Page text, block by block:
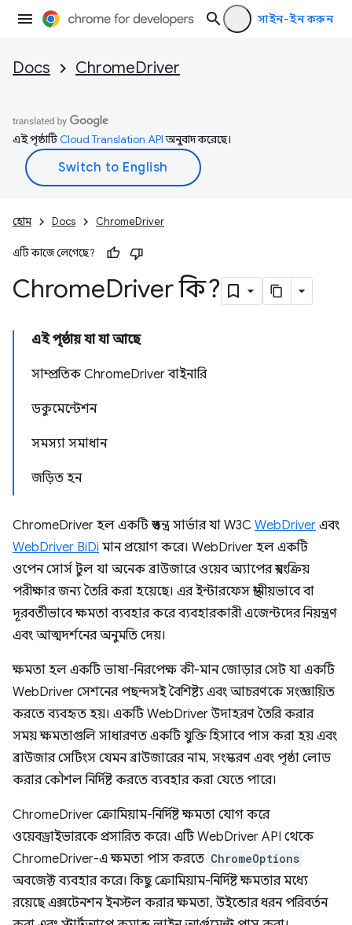
সাইন-ইন করুন
Docs ChromeDriver
এই পৃষ্ঠাটিCloud Translation APIঅনুবাদ করেছে।
হোম Docs ChromeDriver
এটি কাজে লেগেছে?
ChromeDriver কি?
এই পৃষ্ঠায় যা যা আছে
সাম্প্রতিক ChromeDriver বাইনারি
ডকুমেন্টেশন
সমস্যা সমাধান
জড়িত হন
ChromeDriver হল একটি স্বতন্ত্র সার্ভার যা W3C WebDriver এবং
WebDriver BiDi মান প্রয়োগ করে। WebDriver হল একটি
ওপেন সোর্স টুল যা অনেক ব্রাউজারে ওয়েব অ্যাপের স্বয়ংক্রিয়
পরীক্ষার জন্য তৈরি করা হয়েছে। এর ইন্টারফেস স্থানীয়ভাবে বা
দূরবর্তীভাবে ক্ষমতা ব্যবহার করে ব্যবহারকারী এজেন্টদের নিয়ন্ত্রণ
এবং আত্মদর্শনের অনুমতি দেয়।
ক্ষমতা হল একটি ভাষা-নিরপেক্ষ কী-মান জোড়ার সেট যা একটি
WebDriver সেশনের পছন্দসই বৈশিষ্ট্য এবং আচরণকে সংজ্ঞায়িত
করতে ব্যবহৃত হয়। একটি WebDriver উদাহরণ তৈরি করার
সময় ক্ষমতাগুলি সাধারণত একটি যুক্তি হিসাবে পাস করা হয় এবং
ব্রাউজার সেটিংস যেমন ব্রাউজারের নাম, সংস্করণ এবং পৃষ্ঠা লোড
করার কৌশল নির্দিষ্ট করতে ব্যবহার করা যেতে পারে।
ChromeDriver ক্রোমিয়াম-নির্দিষ্ট ক্ষমতা যোগ করে
ওয়েবড্রাইভারকে প্রসারিত করে। এটি WebDriver API থেকে
ChromeDriver-এ ক্ষমতা পাস করতে ChromeOptions
অবজেক্ট ব্যবহার করে। কিছু ক্রোমিয়াম-নির্দিষ্ট ক্ষমতার মধ্যে
রয়েছে এক্সটেনশন ইনস্টল করার ক্ষমতা, উইন্ডোর ধরন পরিবর্তন